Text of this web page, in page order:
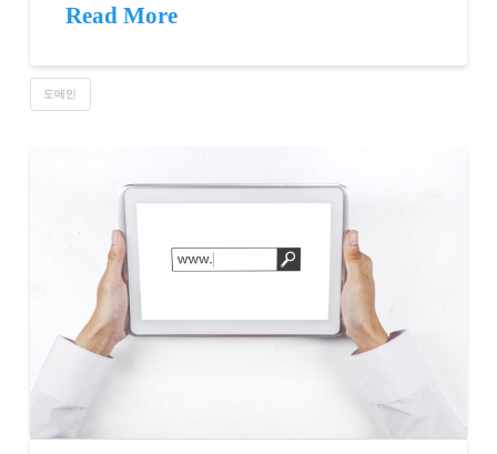
Read More
도메인